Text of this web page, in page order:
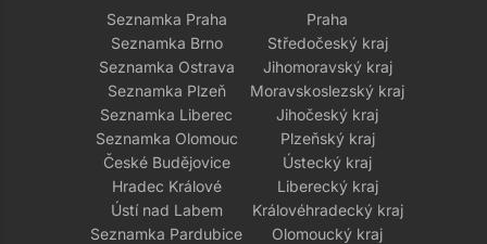
Seznamka Praha
Seznamka Brno
Seznamka Ostrava
Seznamka Plzeň
Seznamka Liberec
Seznamka Olomouc
České Budějovice
Hradec Králové
Ústí nad Labem
Seznamka Pardubice
Praha
Středočeský kraj
Jihomoravský kraj
Moravskoslezský kraj
Jihočeský kraj
Plzeňský kraj
Ústecký kraj
Liberecký kraj
Královéhradecký kraj
Olomoucký kraj